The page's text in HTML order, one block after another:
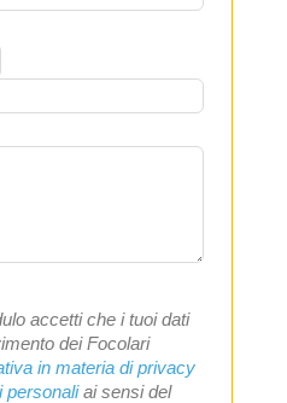
accetti che i tuoi dati
dei Focolari
in materia di privacy
personaliai sensi del